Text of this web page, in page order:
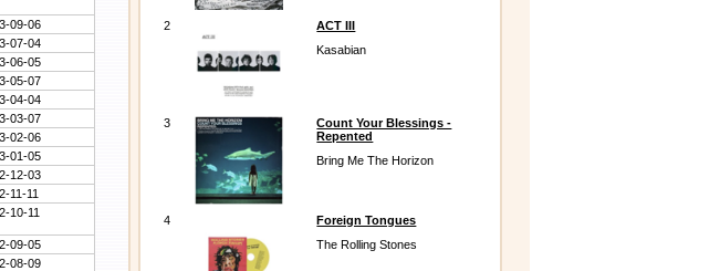
09-06
07-04
06-05
05-07
04-04
03-07
02-06
01-05
12-03
11-11
10-11
09-05
08-09
2
ACT III
Kasabian
3
Count Your Blessings -
Repented
Bring Me The Horizon
4
Foreign Tongues
The Rolling Stones